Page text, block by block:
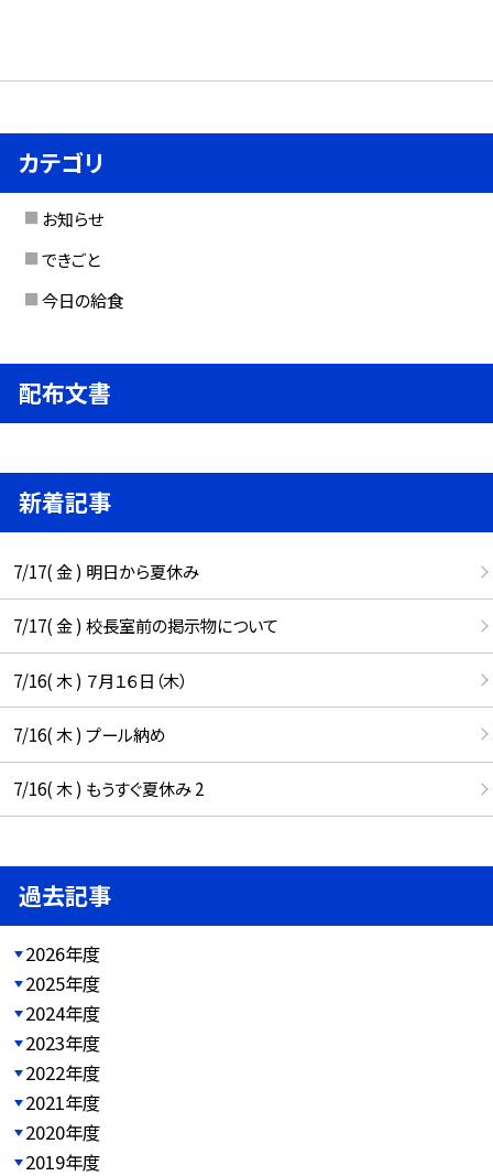
カテゴリ
お知らせ
できごと
今日の給食
配布文書
新着記事
7/17( 金 ) 明日から夏休み
7/17( 金 ) 校長室前の掲示物について
7/16( 木 ) ７月１６日（木）
7/16( 木 ) プール納め
7/16( 木 ) もうすぐ夏休み 2
過去記事
2026年度
2025年度
2024年度
2023年度
2022年度
2021年度
2020年度
2019年度